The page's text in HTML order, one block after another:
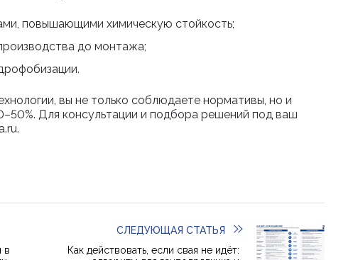
повышающими химическую стойкость;
до монтажа;
вы не только соблюдаете нормативы, но и
Для консультации и подбора решений под ваш
в
СЛЕДУЮЩАЯ СТАТЬЯ
Как действовать, если свая не идёт: